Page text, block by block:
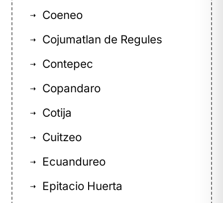
⇢ Coeneo
⇢ Cojumatlan de Regules
⇢ Contepec
⇢ Copandaro
⇢ Cotija
⇢ Cuitzeo
⇢ Ecuandureo
⇢ Epitacio Huerta